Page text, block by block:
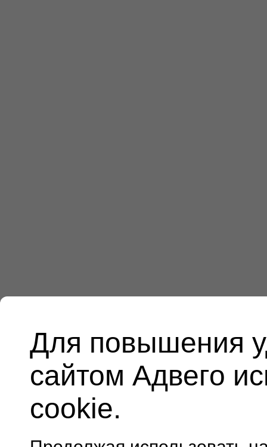
Для повышения
сайтом Адвего
cookie.